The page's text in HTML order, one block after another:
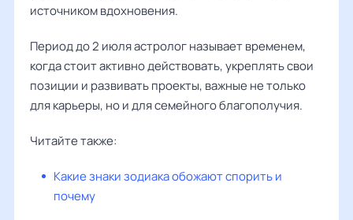
источником вдохновения.
Период до 2 июля астролог называет временем,
когда стоит активно действовать, укреплять свои
позиции и развивать проекты, важные не только
для карьеры, но и для семейного благополучия.
Читайте также:
Какие знаки зодиака обожают спорить и
почему